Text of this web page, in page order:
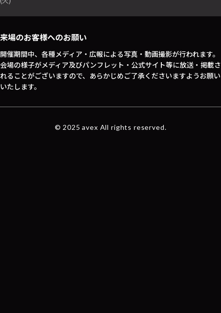
来場のお客様へのお願い
開催期間中、各種メディア・広報による写真・動画撮影が行われます。
会場の様子がメディア及びパンフレット・公式サイト等に放送・掲載さ
れることがございますので、あらかじめご了承くださいますようお願い
いたします。
© 2025 avex All rights reserved.